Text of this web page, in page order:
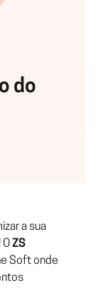
do
a sua
ZS
Soft onde